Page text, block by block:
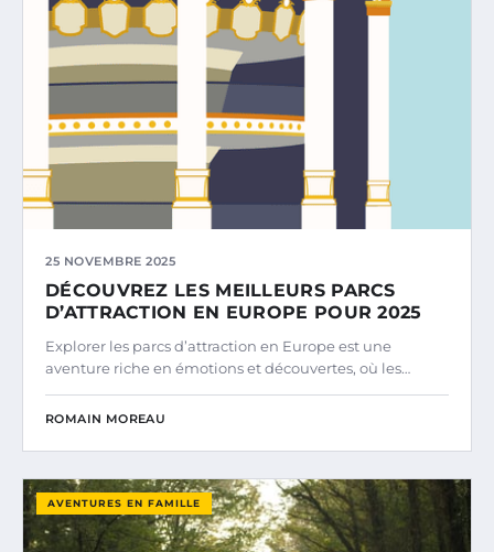
25 NOVEMBRE 2025
DÉCOUVREZ LES MEILLEURS PARCS
D’ATTRACTION EN EUROPE POUR 2025
Explorer les parcs d’attraction en Europe est une
aventure riche en émotions et découvertes, où les…
ROMAIN MOREAU
AVENTURES EN FAMILLE